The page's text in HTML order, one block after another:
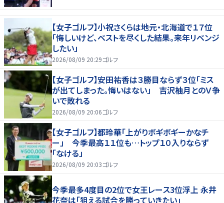
【女子ゴルフ】小祝さくらは地元・北海道で１７位
「悔しいけど、ベストを尽くした結果。来年リベンジ
したい」
2026/08/09 20:29ゴルフ
【女子ゴルフ】安田祐香は３勝目ならず３位「ミス
が出てしまった。悔いはない」 吉沢柚月とのＶ争
いで敗れる
2026/08/09 20:06ゴルフ
【女子ゴルフ】都玲華「上がりボギボギーかなチ
ー」 今季最高１１位も…トップ１０入りならず
「なける」
2026/08/09 20:03ゴルフ
今季最多4度目の2位で女王レース3位浮上 永井
花奈は「狙える試合を勝っていきたい」